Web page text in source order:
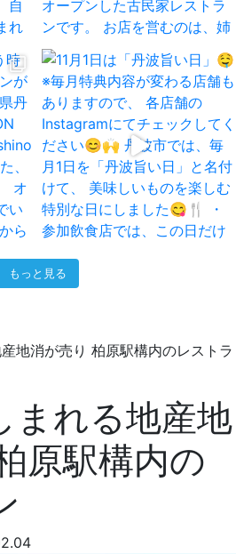
もっと見る
地消が売り 柏原駅構内のレストラ
まれる地産地
原駅構内の